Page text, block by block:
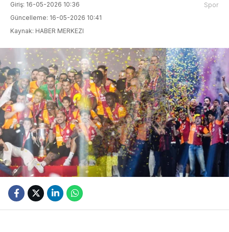
Giriş: 16-05-2026 10:36
Güncelleme: 16-05-2026 10:41
Kaynak: HABER MERKEZI
Spor